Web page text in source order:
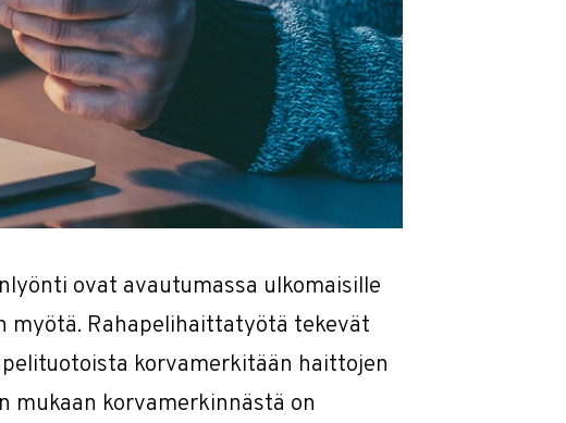
ovat avautumassa ulkomaisille
myötä. Rahapelihaittatyötä tekevät
korvamerkitään haittojen
mukaan korvamerkinnästä on